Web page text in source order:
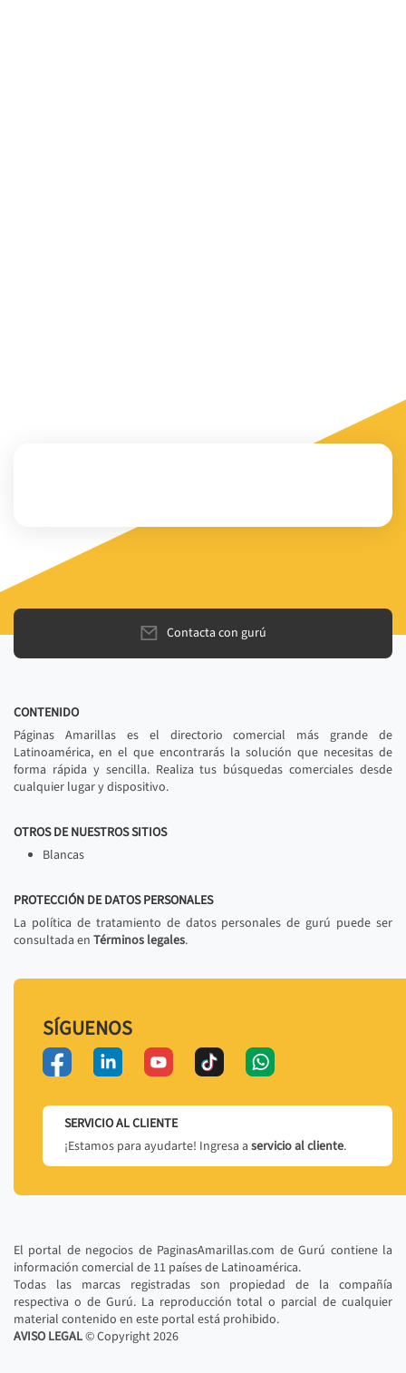
Contacta con gurú
CONTENIDO
Páginas Amarillas es el directorio comercial más grande de
Latinoamérica, en el que encontrarás la solución que necesitas de
forma rápida y sencilla. Realiza tus búsquedas comerciales desde
cualquier lugar y dispositivo.
OTROS DE NUESTROS SITIOS
Blancas
PROTECCIÓN DE DATOS PERSONALES
La política de tratamiento de datos personales de gurú puede ser
consultada en Términos legales.
SÍGUENOS
SERVICIO AL CLIENTE
¡Estamos para ayudarte! Ingresa a servicio al cliente.
El portal de negocios de PaginasAmarillas.com de Gurú contiene la
información comercial de 11 países de Latinoamérica.
Todas las marcas registradas son propiedad de la compañía
respectiva o de Gurú. La reproducción total o parcial de cualquier
material contenido en este portal está prohibido.
AVISO LEGAL© Copyright2026